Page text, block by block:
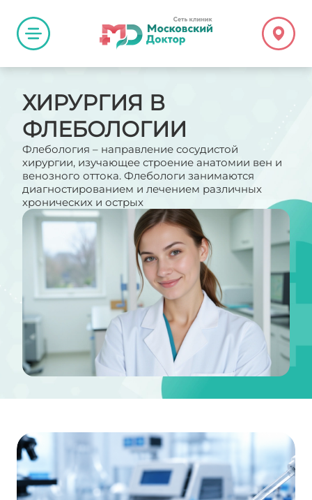
ХИРУРГИЯ В
ФЛЕБОЛОГИИ
Флебология – направление сосудистой
хирургии, изучающее строение анатомии вен и
венозного оттока. Флебологи занимаются
диагностированием и лечением различных
хронических и острых